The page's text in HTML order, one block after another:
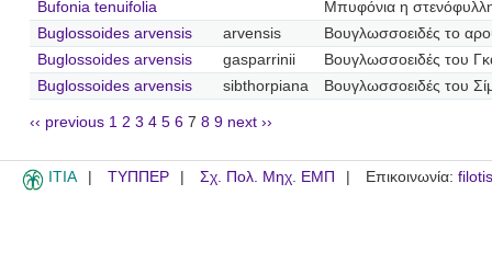
Bufonia tenuifolia
Μπυφόνια η
Buglossoides arvensis
arvensis
Βουγλωσσοειδές το
Buglossoides arvensis
gasparrinii
Βουγλωσσοειδές του
Buglossoides arvensis
sibthorpiana Βουγλωσσοειδές του
‹‹ previous 1 2 3 4 5 6 7 8 9 next ››
ITIA ΤΥΠΠΕΡ Σχ. Πολ. Μηχ. ΕΜΠ Επικοινωνία: